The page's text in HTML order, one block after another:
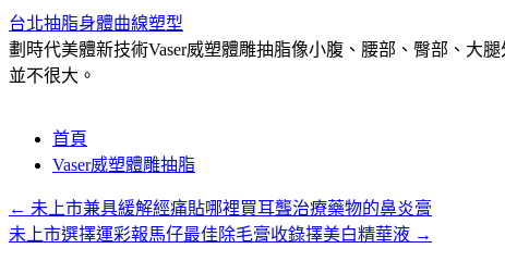
台北抽脂身體曲線塑型
劃時代美體新技術Vaser威塑體雕抽脂像小腹、腰部、臀部、大
並不很大。
要
內
首頁
Vaser威塑體雕抽脂
← 未上市兼具緩解經痛貼哪裡買耳聾治療藥物的鼻炎膏
未上市選擇運彩報馬仔最佳除毛膏收錄擇美白精華液 →